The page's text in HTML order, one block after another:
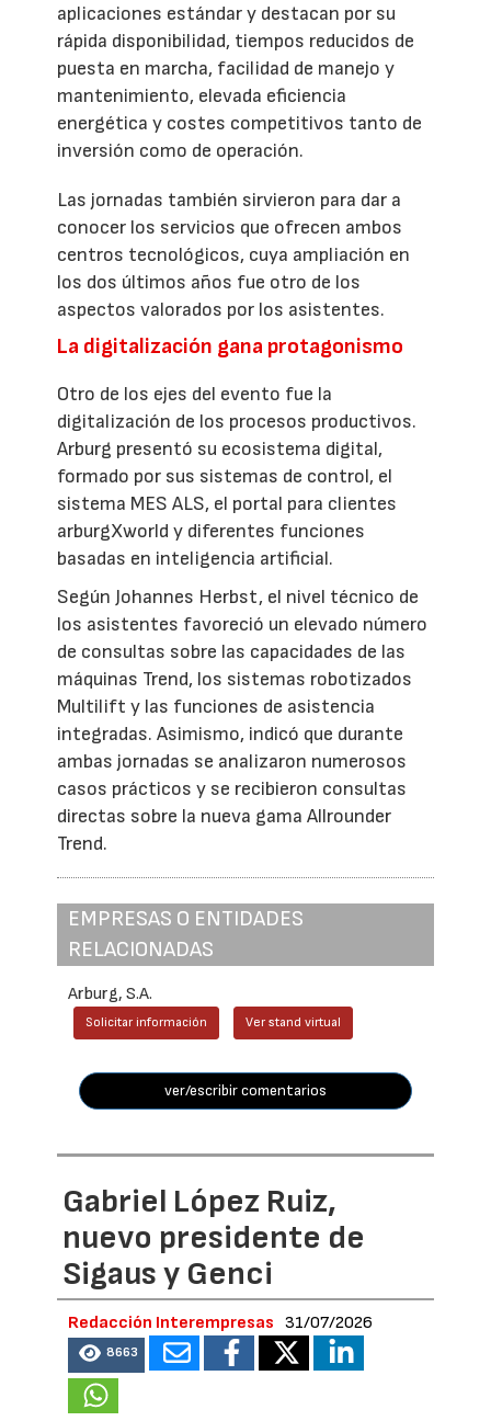
aplicaciones estándar y destacan por su
rápida disponibilidad, tiempos reducidos de
puesta en marcha, facilidad de manejo y
mantenimiento, elevada eficiencia
energética y costes competitivos tanto de
inversión como de operación.
Las jornadas también sirvieron para dar a
conocer los servicios que ofrecen ambos
centros tecnológicos, cuya ampliación en
los dos últimos años fue otro de los
aspectos valorados por los asistentes.
La digitalización gana protagonismo
Otro de los ejes del evento fue la
digitalización de los procesos productivos.
Arburg presentó su ecosistema digital,
formado por sus sistemas de control, el
sistema MES ALS, el portal para clientes
arburgXworld y diferentes funciones
basadas en inteligencia artificial.
Según Johannes Herbst, el nivel técnico de
los asistentes favoreció un elevado número
de consultas sobre las capacidades de las
máquinas Trend, los sistemas robotizados
Multilift y las funciones de asistencia
integradas. Asimismo, indicó que durante
ambas jornadas se analizaron numerosos
casos prácticos y se recibieron consultas
directas sobre la nueva gama Allrounder
Trend.
EMPRESAS O ENTIDADES
RELACIONADAS
Arburg, S.A.
Solicitar información Ver stand virtual
ver/escribir comentarios
Gabriel López Ruiz,
nuevo presidente de
Sigaus y Genci
Redacción Interempresas 31/07/2026
8663